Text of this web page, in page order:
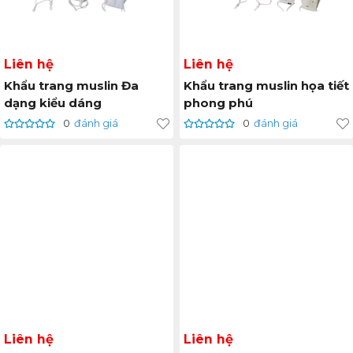
Liên hệ
Khẩu trang muslin Đa
dạng kiểu dáng
0 đánh giá
Liên hệ
Khẩu trang muslin họa tiết
phong phú
0 đánh giá
Liên hệ Liên hệ